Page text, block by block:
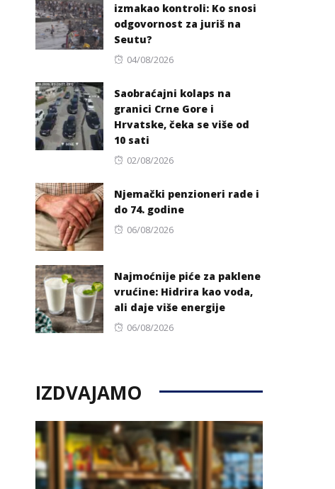
izmakao kontroli: Ko snosi
odgovornost za juriš na
Seutu?
Posted
04/08/2026
Saobraćajni kolaps na
granici Crne Gore i
Hrvatske, čeka se više od
10 sati
Posted
02/08/2026
Njemački penzioneri rade i
do 74. godine
Posted
06/08/2026
Najmoćnije piće za paklene
vrućine: Hidrira kao voda,
ali daje više energije
Posted
06/08/2026
IZDVAJAMO